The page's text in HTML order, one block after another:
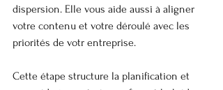
dispersion. Elle vous aide aussi à aligner
votre contenu et votre déroulé avec les
priorités de votr entreprise.
Cette étape structure la planification et